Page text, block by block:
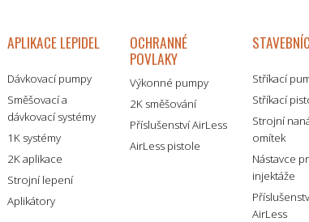
APLIKACE LEPIDEL
Dávkovací pumpy
Směšovací a
dávkovací systémy
1K systémy
2K aplikace
Strojní lepení
Aplikátory
OCHRANNÉ
POVLAKY
Výkonné pumpy
2K směšování
Příslušenství AirLess
AirLess pistole
Stříkací
Stříkací
Strojní
omítek
Nástavce
injektáže
AirLess